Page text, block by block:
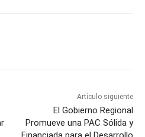
Artículo siguiente
El Gobierno Regional
Promueve una PAC Sólida y